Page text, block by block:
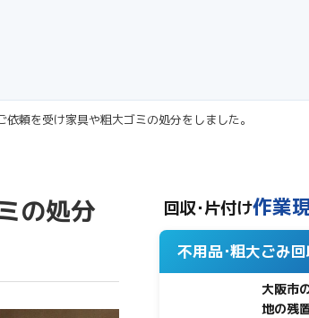
頼を受け家具や粗大ゴミの処分をしました。
の処分
回収･片付け作業
不用品･粗大ごみ
大阪市
地の残